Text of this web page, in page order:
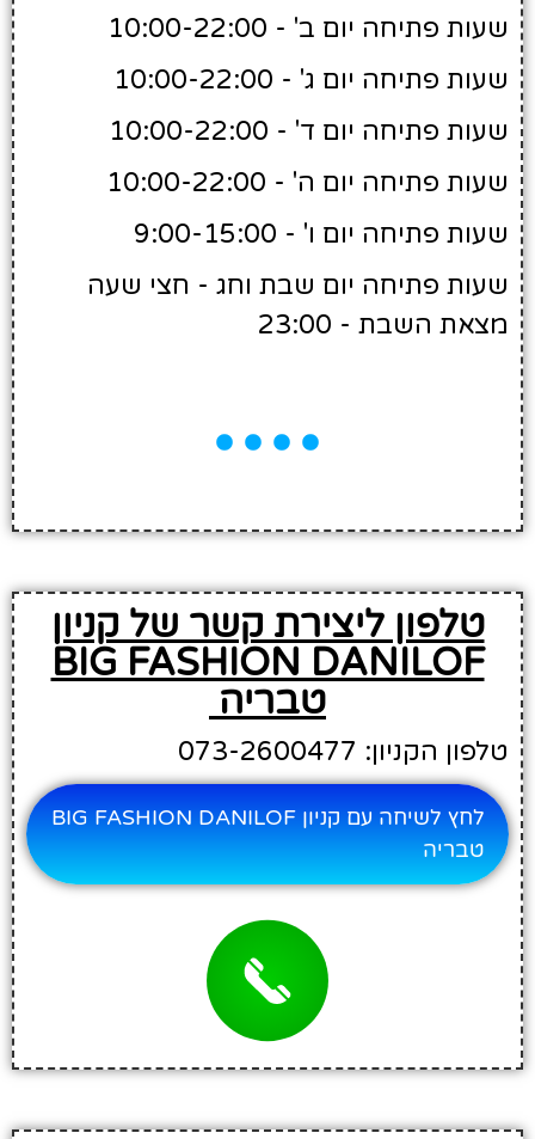
שעות פתיחה יום ב' - 10:00-22:00
שעות פתיחה יום ג' - 10:00-22:00
שעות פתיחה יום ד' - 10:00-22:00
שעות פתיחה יום ה' - 10:00-22:00
שעות פתיחה יום ו' - 9:00-15:00
שעות פתיחה יום שבת וחג - חצי שעה
מצאת השבת - 23:00
טלפון ליצירת קשר של קניון
BIG FASHION DANILOF
טבריה
טלפון הקניון: 073-2600477
לחץ לשיחה עם קניון BIG FASHION DANILOF
טבריה